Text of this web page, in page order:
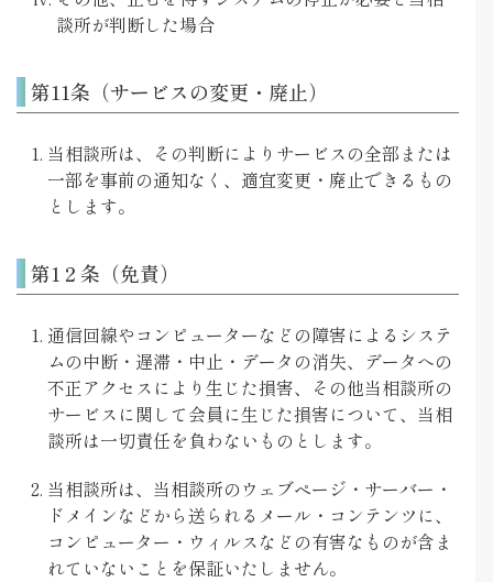
談所が判断した場合
第11条（サービスの変更・廃止）
当相談所は、その判断によりサービスの全部または
一部を事前の通知なく、適宜変更・廃止できるもの
とします。
第1２条（免責）
通信回線やコンピューターなどの障害によるシステ
ムの中断・遅滞・中止・データの消失、データへの
不正アクセスにより生じた損害、その他当相談所の
サービスに関して会員に生じた損害について、当相
談所は一切責任を負わないものとします。
当相談所は、当相談所のウェブページ・サーバー・
ドメインなどから送られるメール・コンテンツに、
コンピューター・ウィルスなどの有害なものが含ま
れていないことを保証いたしません。